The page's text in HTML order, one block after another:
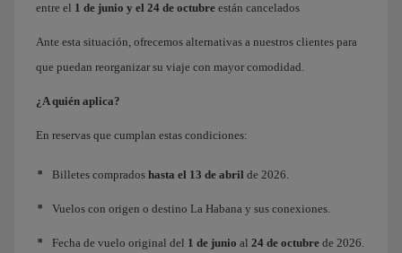
entre el 1 de junio y el 24 de octubre están cancelados
Ante esta situación, ofrecemos alternativas a nuestros clientes para
que puedan reorganizar su viaje con mayor comodidad.
¿A quién aplica?
En reservas que cumplan estas condiciones:
Billetes comprados hasta el 13 de abril de 2026.
Vuelos con origen o destino La Habana y sus conexiones.
Fecha de vuelo original del 1 de junio al 24 de octubre de 2026.